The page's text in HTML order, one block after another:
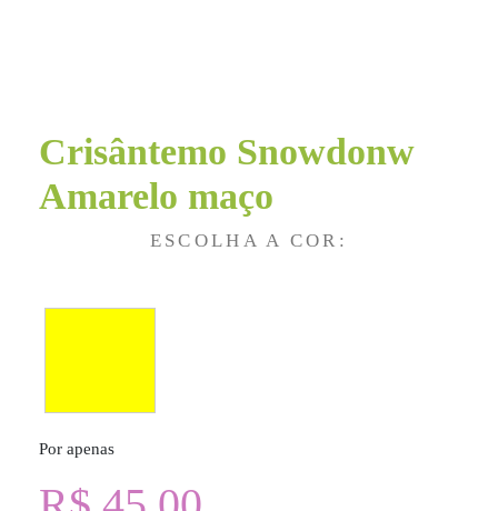
Crisântemo Snowdonw
Amarelo maço
ESCOLHA A COR:
Por apenas